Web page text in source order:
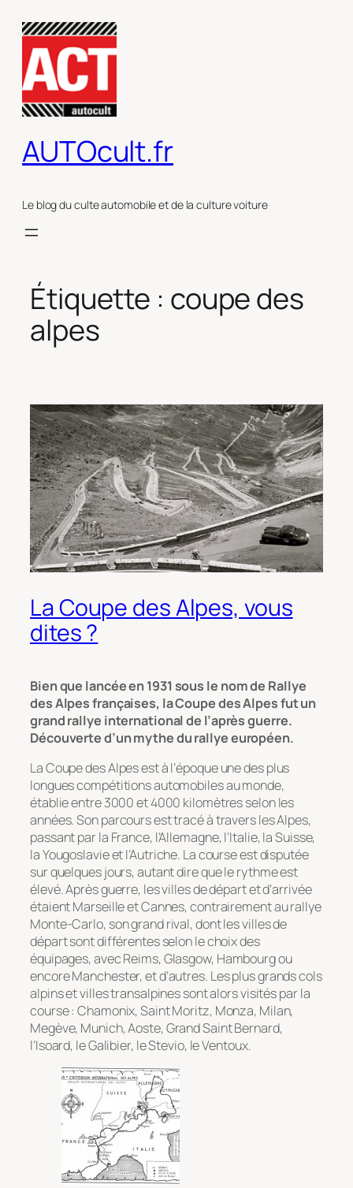
contenu
AUTOcult.fr
Le blog du culte automobile et de la culture voiture
Étiquette : coupe des
alpes
La Coupe des Alpes, vous
dites ?
Bien que lancée en 1931 sous le nom de Rallye
des Alpes françaises, la Coupe des Alpes fut un
grand rallye international de l’après guerre.
Découverte d’un mythe du rallye européen.
La Coupe des Alpes est à l’époque une des plus
longues compétitions automobiles au monde,
établie entre 3000 et 4000 kilomètres selon les
années. Son parcours est tracé à travers les Alpes,
passant par la France, l’Allemagne, l’Italie, la Suisse,
la Yougoslavie et l’Autriche. La course est disputée
sur quelques jours, autant dire que le rythme est
élevé. Après guerre, les villes de départ et d’arrivée
étaient Marseille et Cannes, contrairement au rallye
Monte-Carlo, son grand rival, dont les villes de
départ sont différentes selon le choix des
équipages, avec Reims, Glasgow, Hambourg ou
encore Manchester, et d’autres. Les plus grands cols
alpins et villes transalpines sont alors visités par la
course : Chamonix, Saint Moritz, Monza, Milan,
Megève, Munich, Aoste, Grand Saint Bernard,
l’Isoard, le Galibier, le Stevio, le Ventoux.